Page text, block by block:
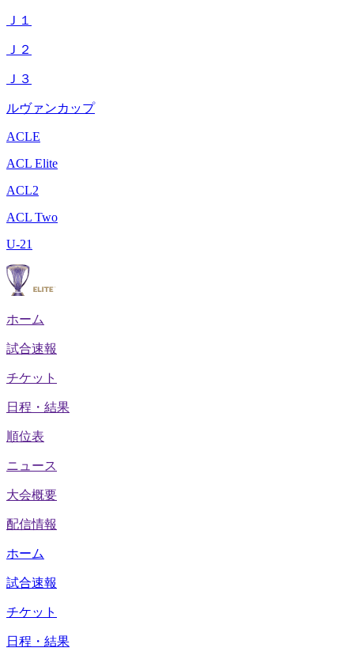
Ｊ１
Ｊ２
Ｊ３
ルヴァンカップ
ACLE
ACL Elite
ACL2
ACL Two
U-21
ホーム
試合速報
チケット
日程・結果
順位表
ニュース
大会概要
配信情報
ホーム
試合速報
チケット
日程・結果